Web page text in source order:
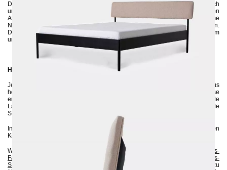
Das ATROX Metallbett vereint traditionelles Flair mit einem modernen Touch
und bietet Ihnen eine stilvolle Schlafumgebung. Mit großzügigen
Abmessungen von 200 x 200 cm bietet es ausreichend Platz für erholsame
Nächte zu zweit oder einfach für mehr Bewegungsfreiheit beim Schlafen.
Das gepolsterte Kopfteil überzeugt durch seine schlichte, zeitgemäße Form
und die sanfte Neigung, die zum Entspannen und Verweilen einlädt.
Handgefertigte Exzellenz für jeden Raum
Jedes Detail dieses exquisiten Möbelstücks wird sorgfältig aus
hochwertigem Stahl gefertigt und umweltfreundlich pulverbeschichtet. Diese
erstklassige Verarbeitung sorgt nicht nur für eine beeindruckende
Langlebigkeit, sondern auch für einen zeitlosen Stil, der sich mühelos in jede
Schlafzimmergestaltung integriert.
Investieren Sie in das Metallbett ATROX und genießen Sie unvergleichlichen
Komfort sowie elegante Ästhetik über viele Jahre hinweg.
Wenn Sie sich bezüglich der Farbe unsicher sind, können Sie bis zu 5
Gratis-
Farbproben
anfordern :-). Sie können auch gerne zusätzlich bis zu 5
Gratis-
Stoffmuster
bestellen, um sich von der Qualität und dem Aussehen zu